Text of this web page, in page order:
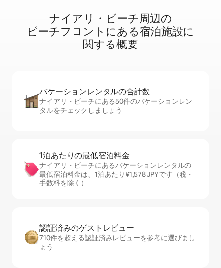
ナイアリ・ビーチ周⁠辺⁠の
ビ⁠ー⁠チ⁠フ⁠ロ⁠ン⁠ト⁠にあ⁠る宿⁠泊⁠施⁠設⁠に
関⁠す⁠る概⁠要
バケーションレ⁠ン⁠タ⁠ル⁠の合⁠計⁠数
ナイアリ・ビーチにある50件のバケーションレン
タルをチェックしましょう
1泊あたりの最⁠低⁠宿⁠泊⁠料⁠金
ナイアリ・ビーチにあるバケーションレンタルの
最低宿泊料金は、1泊あたり¥1,578 JPYです（税・
手数料を除く）
認証済みのゲ⁠ス⁠ト⁠レ⁠ビ⁠ュ⁠ー
710件を超える認証済みレビューを参考に選びまし
ょう